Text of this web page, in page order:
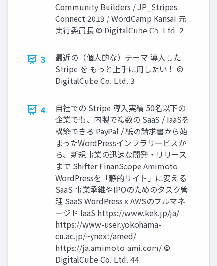
Community Builders / JP_Stripes
Connect 2019 / WordCamp Kansai 元
実⾏委員⻑ © DigitalCube Co. Ltd. 2
3.
最近の（個⼈的な）テーマ 導⼊した
Stripe を もっと上⼿に⽤したい！ ©
DigitalCube Co. Ltd. 3
4.
⾃社での Stripe 導⼊実績 50名以下の
企業でも、内製で複数の SaaS / IaaSを
構築できる PayPal / 紙の請求書から始
まったWordPressインフラサービスか
ら、新規事業の迅速な開発‧リリース
まで Shifter FinanScope Amimoto
WordPressを「静的サイト」に変える
SaaS 事業承継やIPOのためのタスク管
理 SaaS WordPress x AWSのフルマネ
ージド IaaS https://www.kek.jp/ja/
https://www-user.yokohama-
cu.ac.jp/~ynext/amed/
https://ja.amimoto-ami.com/ ©
DigitalCube Co. Ltd. 44